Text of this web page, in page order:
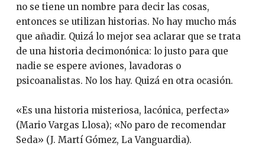
no se tiene un nombre para decir las cosas,
entonces se utilizan historias. No hay mucho más
que añadir. Quizá lo mejor sea aclarar que se trata
de una historia decimonónica: lo justo para que
nadie se espere aviones, lavadoras o
psicoanalistas. No los hay. Quizá en otra ocasión.
«Es una historia misteriosa, lacónica, perfecta»
(Mario Vargas Llosa); «No paro de recomendar
Seda» (J. Martí Gómez, La Vanguardia).